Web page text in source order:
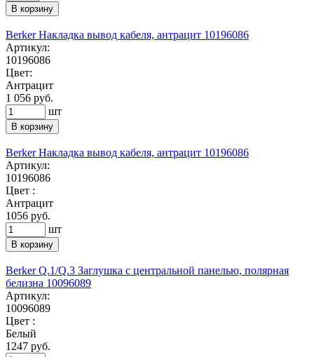
В корзину
Berker Накладка вывод кабеля, антрацит 10196086
Артикул:
10196086
Цвет:
Антрацит
1 056 руб.
шт
В корзину
Berker Накладка вывод кабеля, антрацит 10196086
Артикул:
10196086
Цвет :
Антрацит
1056 руб.
шт
В корзину
Berker Q.1/Q.3 Заглушка с центральной панелью, полярная
белизна 10096089
Артикул:
10096089
Цвет :
Белый
1247 руб.